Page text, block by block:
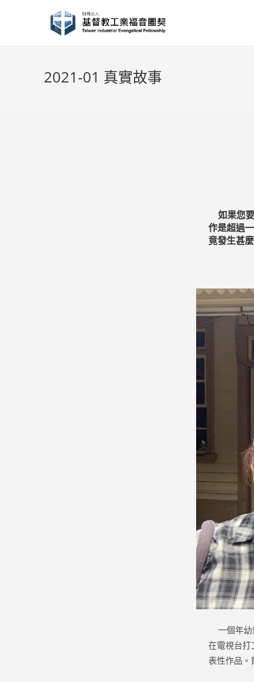
2021-01 真實故事
如果您要
作是超過
竟發生甚
一個年幼
在電視台打
表性作品。